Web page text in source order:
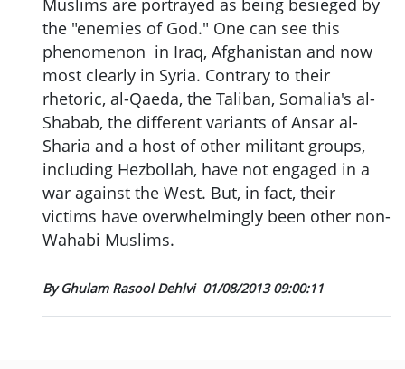
Muslims are portrayed as being besieged by
the "enemies of God." One can see this
phenomenon in Iraq, Afghanistan and now
most clearly in Syria. Contrary to their
rhetoric, al-Qaeda, the Taliban, Somalia's al-
Shabab, the different variants of Ansar al-
Sharia and a host of other militant groups,
including Hezbollah, have not engaged in a
war against the West. But, in fact, their
victims have overwhelmingly been other non-
Wahabi Muslims.
By Ghulam Rasool Dehlvi 01/08/2013 09:00:11